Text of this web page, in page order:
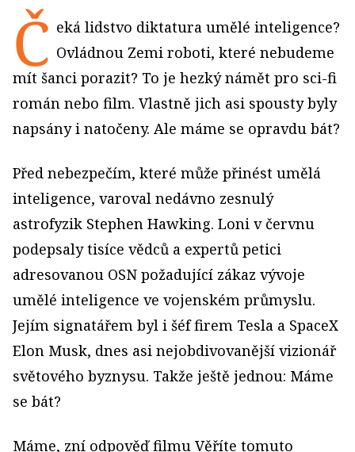
Č eká lidstvo diktatura umělé inteligence?
Ovládnou Zemi roboti, které nebudeme
mít šanci porazit? To je hezký námět pro sci-fi
román nebo film. Vlastně jich asi spousty byly
napsány i natočeny. Ale máme se opravdu bát?
Před nebezpečím, které může přinést umělá
inteligence, varoval nedávno zesnulý
astrofyzik Stephen Hawking. Loni v červnu
podepsaly tisíce vědců a expertů petici
adresovanou OSN požadující zákaz vývoje
umělé inteligence ve vojenském průmyslu.
Jejím signatářem byl i šéf firem Tesla a SpaceX
Elon Musk, dnes asi nejobdivovanější vizionář
světového byznysu. Takže ještě jednou: Máme
se bát?
Máme, zní odpověď filmu Věříte tomuto